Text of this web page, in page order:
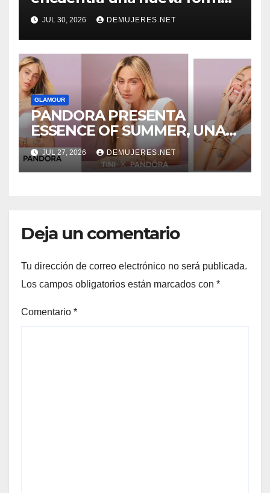
de brillar con Pandora
JUL 30, 2026 DEMUJERES.NET
GLAMOUR
PANDORA PRESENTA
ESSENCE OF SUMMER, UNA
CELEBRACIÓN DE LA
TRANSFORMACIÓN Y LA
BELLEZA NATURAL
JUL 27, 2026 DEMUJERES.NET
Deja un comentario
Tu dirección de correo electrónico no será publicada.
Los campos obligatorios están marcados con *
Comentario *